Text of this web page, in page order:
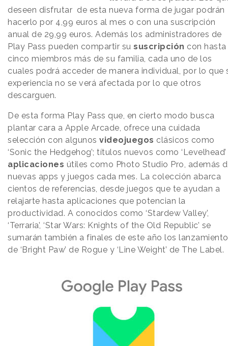
deseen disfrutar de esta nueva forma de jugar podrán
hacerlo por 4,99 euros al mes o con una suscripción
anual de 29,99 euros. Además los administradores de
Play Pass pueden compartir su suscripción con hasta
cinco miembros más de su familia, cada uno de los
cuales podrá acceder de manera individual, por lo que
experiencia no se verá afectada por lo que otros
descarguen.
De esta forma Play Pass que, en cierto modo busca
plantar cara a Apple Arcade, ofrece una cuidada
selección con algunos videojuegos clásicos como
‘Sonic the Hedgehog’; títulos nuevos como
aplicaciones útiles como Photo Studio Pro, además
nuevas apps y juegos cada mes. La colección abarca
cientos de referencias, desde juegos que te ayudan a
relajarte hasta aplicaciones que potencian la
productividad. A conocidos como ‘Stardew Valley’,
‘Terraria’, ‘Star Wars: Knights of the Old Republic’ se
sumarán también a finales de este año los
de ‘Bright Paw’ de Rogue y ‘Line Weight’ de The Label.